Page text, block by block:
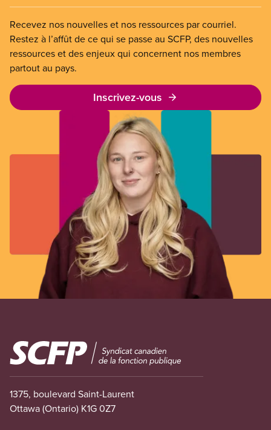
Recevez nos nouvelles et nos ressources par courriel.
Restez à l’affût de ce qui se passe au SCFP, des nouvelles
ressources et des enjeux qui concernent nos membres
partout au pays.
Inscrivez-vous
Image
1375, boulevard Saint-Laurent
Ottawa (Ontario) K1G 0Z7